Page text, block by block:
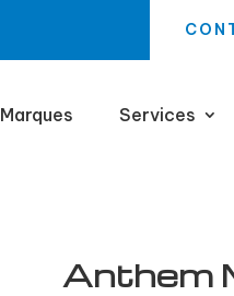
Marques Services
Anthem